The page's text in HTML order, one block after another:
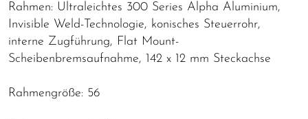
Rahmen: Ultraleichtes 300 Series Alpha Aluminium,
Invisible Weld-Technologie, konisches Steuerrohr,
interne Zugführung, Flat Mount-
Scheibenbremsaufnahme, 142 x 12 mm Steckachse
Rahmengröße: 56